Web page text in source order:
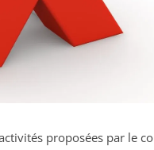
proposées par le